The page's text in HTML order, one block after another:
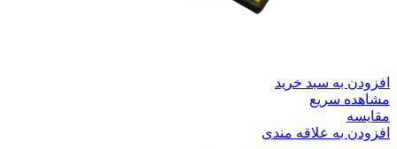
افزودن به سبد خرید
مشاهده سریع
مقایسه
افزودن به علاقه مندی